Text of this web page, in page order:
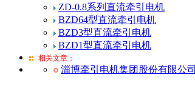
ZD-0.8系列直流牵引电机
BZD64型直流牵引电机
BZD3型直流牵引电机
BZD1型直流牵引电机
相关文章：
淄博牵引电机集团股份有限公司